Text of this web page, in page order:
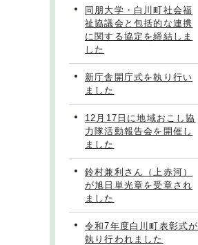
同朋大学・白川町社会福
祉協議会と包括的な連携
に関する協定を締結しま
した
新庁舎開庁式を執り行い
ました
12月17日に地域おこし協
力隊活動報告会を開催し
ました
鈴村兼利さん（上赤河）
が旭日単光章を受章され
ました
令和7年度白川町表彰式が
執り行われました